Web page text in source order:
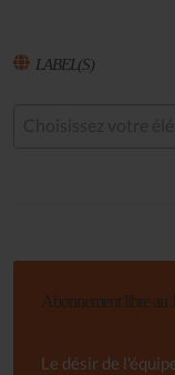
LABEL(S)
Abonnement libre au
Le désir de